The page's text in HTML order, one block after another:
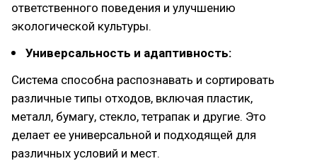
ответственного поведения и улучшению
экологической культуры.
Универсальность и адаптивность:
Система способна распознавать и сортировать
различные типы отходов, включая пластик,
металл, бумагу, стекло, тетрапак и другие. Это
делает ее универсальной и подходящей для
различных условий и мест.